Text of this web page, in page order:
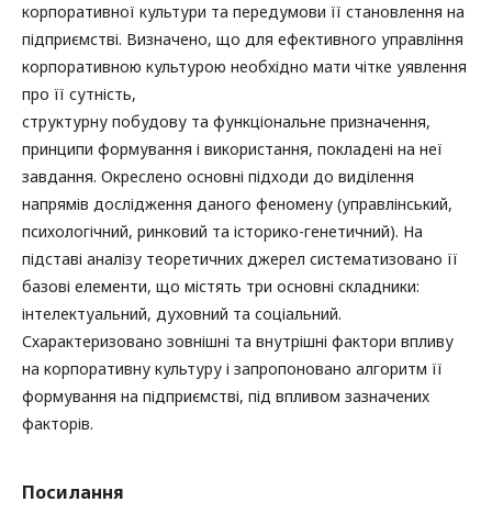
корпоративної культури та передумови її становлення на
підприємстві. Визначено, що для ефективного управління
корпоративною культурою необхідно мати чітке уявлення
про її сутність,
структурну побудову та функціональне призначення,
принципи формування і використання, покладені на неї
завдання. Окреслено основні підходи до виділення
напрямів дослідження даного феномену (управлінський,
психологічний, ринковий та історико-генетичний). На
підставі аналізу теоретичних джерел систематизовано її
базові елементи, що містять три основні складники:
інтелектуальний, духовний та соціальний.
Схарактеризовано зовнішні та внутрішні фактори впливу
на корпоративну культуру і запропоновано алгоритм її
формування на підприємстві, під впливом зазначених
факторів.
Посилання